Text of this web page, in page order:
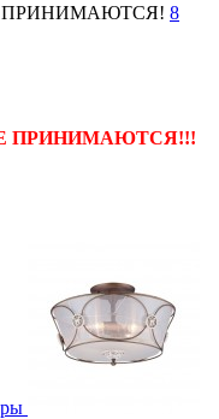
ПРИНИМАЮТСЯ! 8
ПРИНИМАЮТСЯ!!!